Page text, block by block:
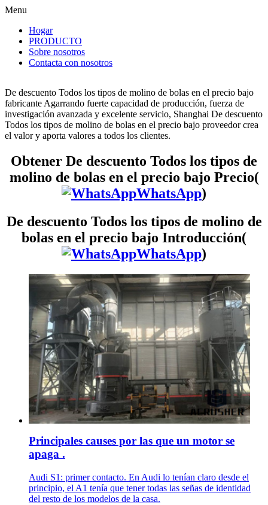
Menu
Hogar
PRODUCTO
Sobre nosotros
Contacta con nosotros
De descuento Todos los tipos de molino de bolas en el precio bajo
fabricante Agarrando fuerte capacidad de producción, fuerza de
investigación avanzada y excelente servicio, Shanghai De descuento
Todos los tipos de molino de bolas en el precio bajo proveedor crea
el valor y aporta valores a todos los clientes.
Obtener De descuento Todos los tipos de
molino de bolas en el precio bajo Precio(
WhatsApp)
De descuento Todos los tipos de molino de
bolas en el precio bajo Introducción(
WhatsApp)
Principales causes por las que un motor se
apaga .
Audi S1: primer contacto. En Audi lo tenían claro desde el
principio, el A1 tenía que tener todas las señas de identidad
del resto de los modelos de la casa.